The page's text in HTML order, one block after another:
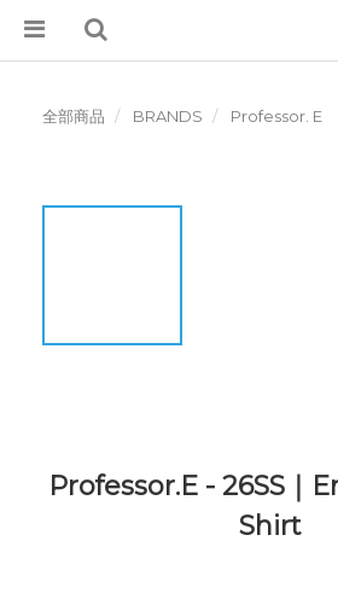
全部商品 BRANDS Professor. E
Professor.E - 26SS｜
Shirt